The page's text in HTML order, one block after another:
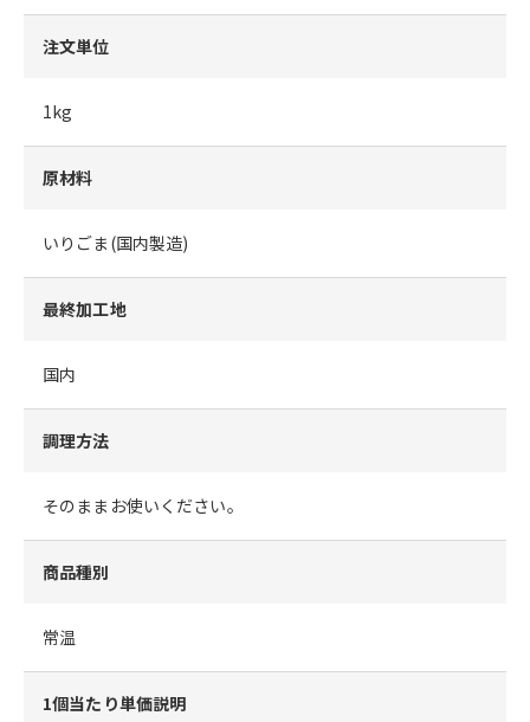
注文単位
1kg
原材料
いりごま(国内製造)
最終加工地
国内
調理方法
そのままお使いください。
商品種別
常温
1個当たり単価説明